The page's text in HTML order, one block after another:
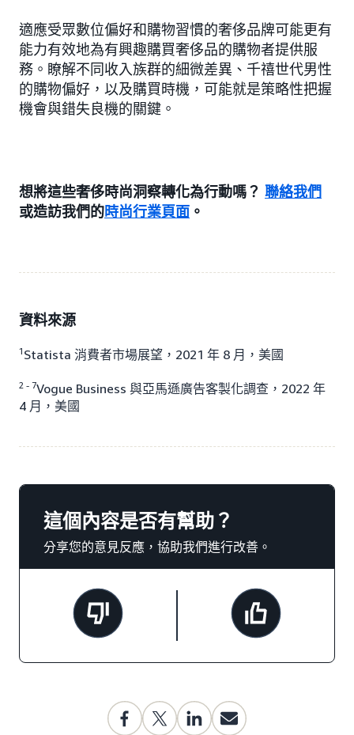
適應受眾數位偏好和購物習慣的奢侈品牌可能更有
能力有效地為有興趣購買奢侈品的購物者提供服
務。瞭解不同收入族群的細微差異、千禧世代男性
的購物偏好，以及購買時機，可能就是策略性把握
機會與錯失良機的關鍵。
想將這些奢侈時尚洞察轉化為行動嗎？ 聯絡我們
或造訪我們的時尚行業頁面 。
資料來源
1 Statista 消費者市場展望，2021 年 8 月，美國
2 - 7Vogue Business 與亞馬遜廣告客製化調查，2022 年
4 月，美國
這個內容是否有幫助？
分享您的意見反應，協助我們進行改善。